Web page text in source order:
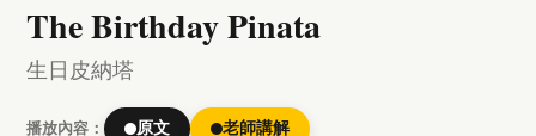
The Birthday Pinata
生日皮納塔
播放內容： 原文 老師講解